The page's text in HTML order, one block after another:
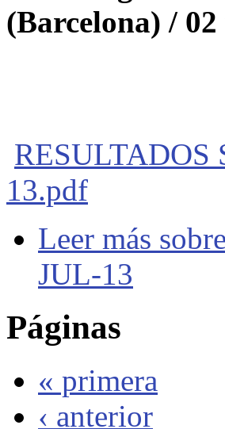
(Barcelona) /
13.pdf
Leer más
JUL-13
Páginas
« primera
‹ anterior